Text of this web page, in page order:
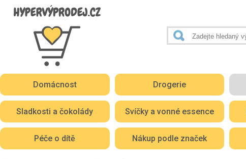
Domácnost Drogerie
Sladkosti a čokolády Svíčky a vonné essence
Péče o dítě Nákup podle značek